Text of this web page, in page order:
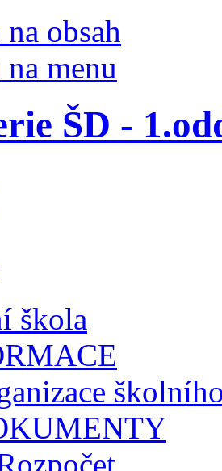
obsah
menu
ŠD -
škola